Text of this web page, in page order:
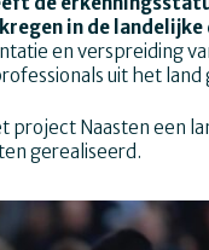
in de
en verspreiding
uit het land
project Naasten een
gerealiseerd.